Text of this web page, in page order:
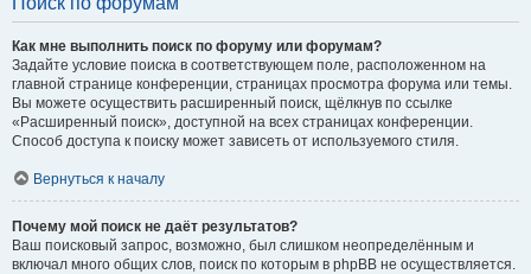
Как мне выполнить поиск по форуму или форумам?
Задайте условие поиска в соответствующем поле, расположенном на
главной странице конференции, страницах просмотра форума или темы.
Вы можете осуществить расширенный поиск, щёлкнув по ссылке
«Расширенный поиск», доступной на всех страницах конференции.
Способ доступа к поиску может зависеть от используемого стиля.
Вернуться к началу
Почему мой поиск не даёт результатов?
Ваш поисковый запрос, возможно, был слишком неопределённым и
включал много общих слов, поиск по которым в phpBB не осуществляется.